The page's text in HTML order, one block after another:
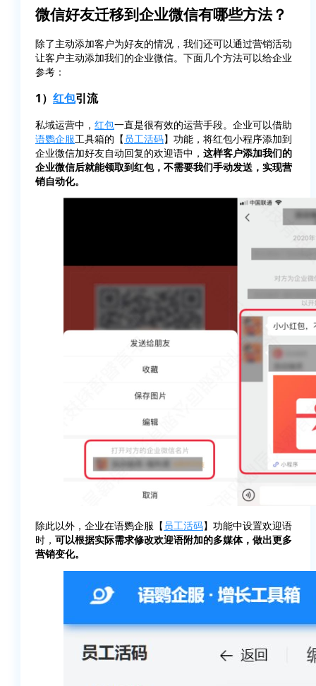
微信好友迁移到企业微信有哪些方法？
除了主动添加客户为好友的情况，我们还可以通过营销活动
让客户主动添加我们的企业微信。下面几个方法可以给企业
参考：
1） 红包引流
私域运营中， 红包一直是很有效的运营手段。企业可以借助
语鹦企服工具箱的【 员工活码】功能，将红包小程序添加到
企业微信加好友自动回复的欢迎语中， 这样客户添加我们的
企业微信后就能领取到红包，不需要我们手动发送，实现营
销自动化。
除此以外，企业在语鹦企服【 员工活码】功能中设置欢迎语
时， 可以根据实际需求修改欢迎语附加的多媒体，做出更多
营销变化。